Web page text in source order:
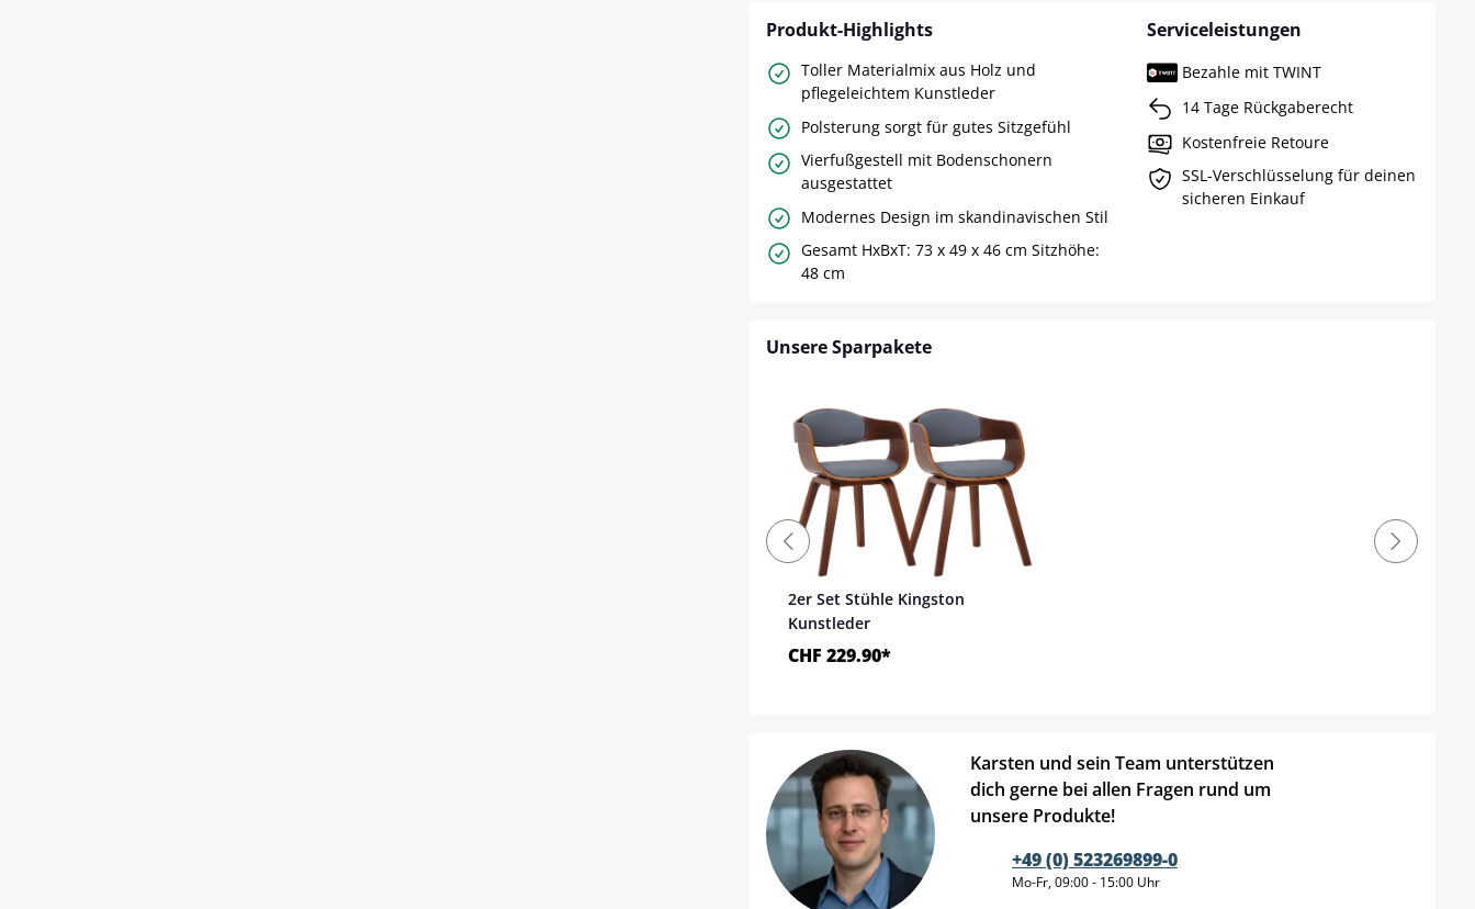
Produkt-Highlights
Toller Materialmix aus Holz und
pflegeleichtem Kunstleder
Polsterung sorgt für gutes Sitzgefühl
Vierfußgestell mit Bodenschonern
ausgestattet
Modernes Design im skandinavischen Stil
Gesamt HxBxT: 73 x 49 x 46 cm Sitzhöhe:
48 cm
Serviceleistungen
Bezahle mit TWINT
14 Tage Rückgaberecht
Kostenfreie Retoure
SSL-Verschlüsselung für deinen
sicheren Einkauf
Unsere Sparpakete
2er Set Stühle Kingston
Kunstleder
CHF 229.90*
Karsten und sein Team unterstützen
dich gerne bei allen Fragen rund um
unsere Produkte!
+49 (0) 523269899-0
Mo-Fr, 09:00 - 15:00 Uhr